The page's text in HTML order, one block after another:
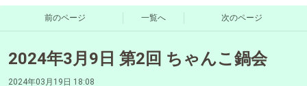
前のページ 一覧へ 次のページ
2024年3月9日 第2回 ちゃんこ鍋会
2024年03月19日 18:08